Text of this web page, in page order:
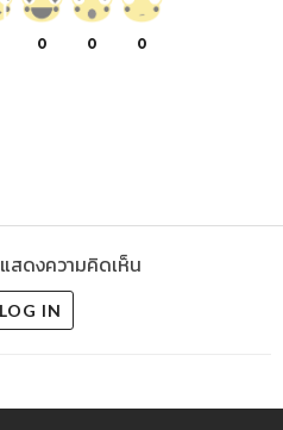
0 0 0
สดงความคิดเห็น
LOG IN